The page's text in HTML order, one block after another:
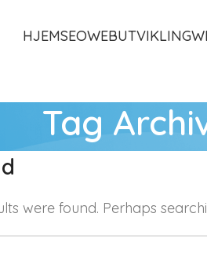
HJEMSEOWEBUTVIKLING
Tag
were found. Perhaps